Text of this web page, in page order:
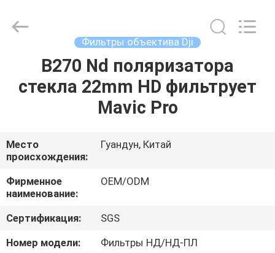
О
НАС
ПУТЕШЕСТВИЕ
ФАБРИКИ
Technology
Ltd..
Фильтры объектива Dji
B270 Nd поляризатора
стекла 22mm HD фильтрует
Mavic Pro
Место
происхождения:
Гуандун, Китай
Фирменное
наименование:
OEM/ODM
Сертификация:
SGS
Номер модели:
Фильтры НД/НД-ПЛ